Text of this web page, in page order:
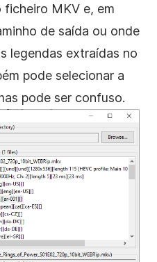
MKV e, em
de saída ou onde
legendas extraídas no
pode selecionar a
pode ser confuso.